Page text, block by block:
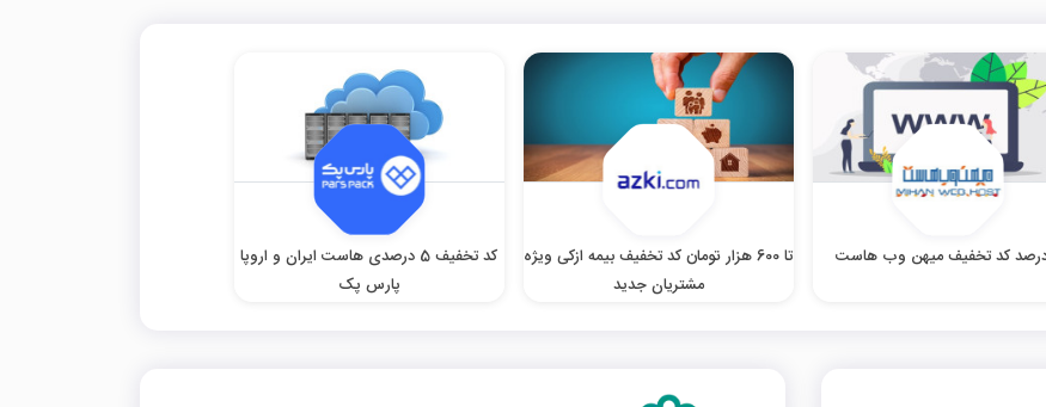
تا 600 هزار تومان کد تخفیف بیمه ازکی ویژه
مشتریان جدید
کد تخفیف 5 درصدی هاست ایران و اروپا
پارس پک